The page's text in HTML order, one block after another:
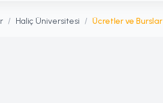
/ Haliç Üniversitesi / Ücretler ve Burslar